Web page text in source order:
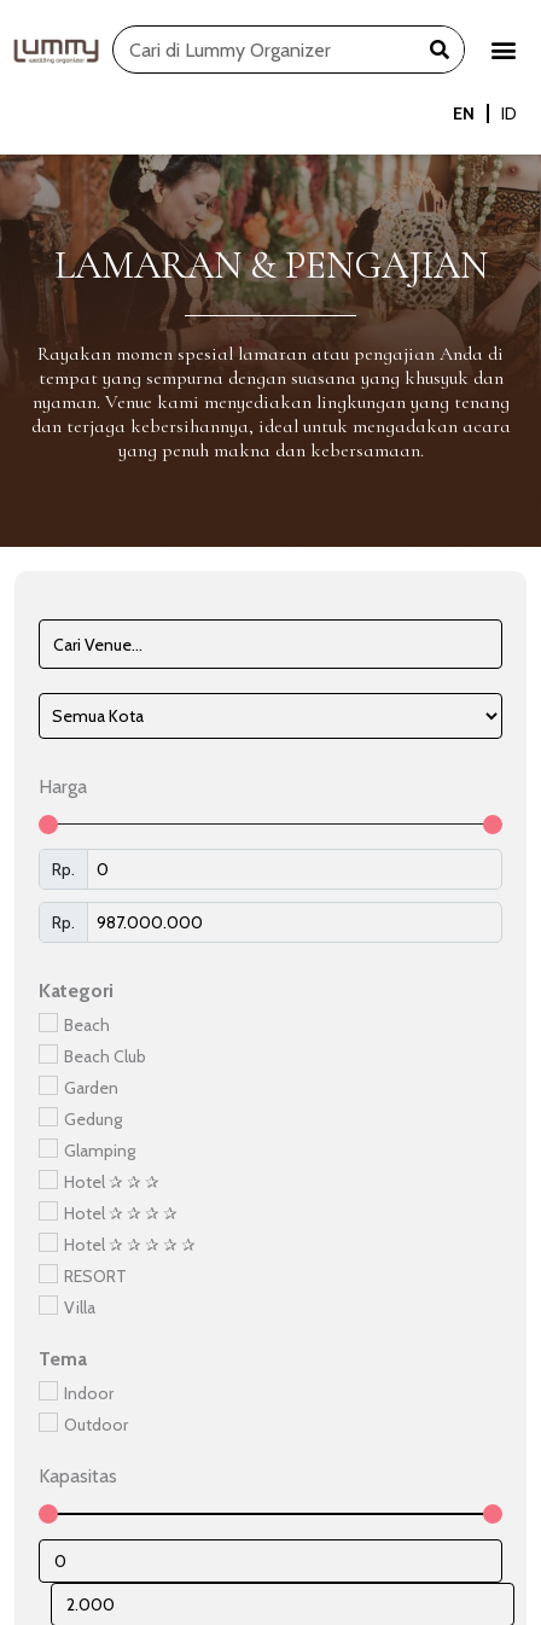
to
Search
EN ID
LAMARAN & PENGAJIAN
Rayakan momen spesial lamaran atau pengajian Anda di
tempat yang sempurna dengan suasana yang khusyuk dan
nyaman. Venue kami menyediakan lingkungan yang tenang
dan terjaga kebersihannya, ideal untuk mengadakan acara
yang penuh makna dan kebersamaan.
Harga
Rp.
Rp.
Kategori
Beach
Beach Club
Garden
Gedung
Glamping
Hotel ✰ ✰ ✰
Hotel ✰ ✰ ✰ ✰
Hotel ✰ ✰ ✰ ✰ ✰
RESORT
Villa
Tema
Indoor
Outdoor
Kapasitas